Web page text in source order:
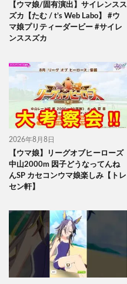
【ウマ娘/固有演出】サイレンスス
ズカ【たむ / t’s Web Labo】 #ウ
マ娘プリティーダービー #サイレ
ンススズカ
2026年8月8日
【ウマ娘】リーグオブヒーローズ
中山2000m 因子どうなってんね
んSP カセコンウマ娘楽しみ【トレ
セン軒】